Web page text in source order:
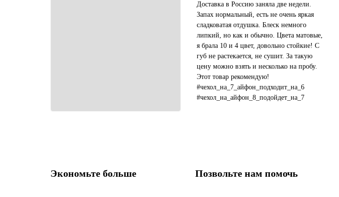
Доставка в Россию заняла две недели.
Запах нормальный, есть не очень яркая
сладковатая отдушка. Блеск немного
липкий, но как и обычно. Цвета матовые,
я брала 10 и 4 цвет, довольно стойкие! С
губ не растекается, не сушит. За такую
цену можно взять и несколько на пробу.
Этот товар рекомендую!
#чехол_на_7_айфон_подходит_на_6
#чехол_на_айфон_8_подойдет_на_7
Экономьте больше Позвольте нам помочь